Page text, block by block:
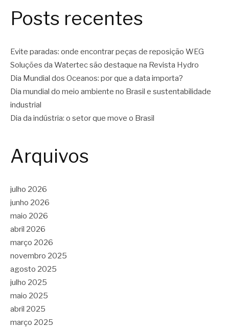
Posts recentes
Evite paradas: onde encontrar peças de reposição WEG
Soluções da Watertec são destaque na Revista Hydro
Dia Mundial dos Oceanos: por que a data importa?
Dia mundial do meio ambiente no Brasil e sustentabilidade
industrial
Dia da indústria: o setor que move o Brasil
Arquivos
julho 2026
junho 2026
maio 2026
abril 2026
março 2026
novembro 2025
agosto 2025
julho 2025
maio 2025
abril 2025
março 2025